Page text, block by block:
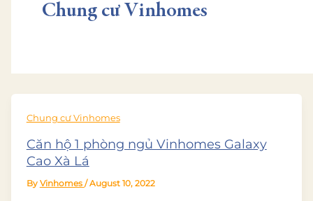
Chung cư Vinhomes
Chung cư Vinhomes
Căn hộ 1 phòng ngủ Vinhomes Galaxy
Cao Xà Lá
By Vinhomes /August 10, 2022